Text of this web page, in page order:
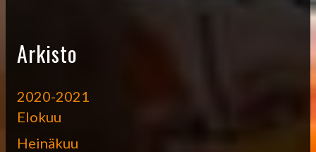
Arkisto
2020-2021
Elokuu
Heinäkuu